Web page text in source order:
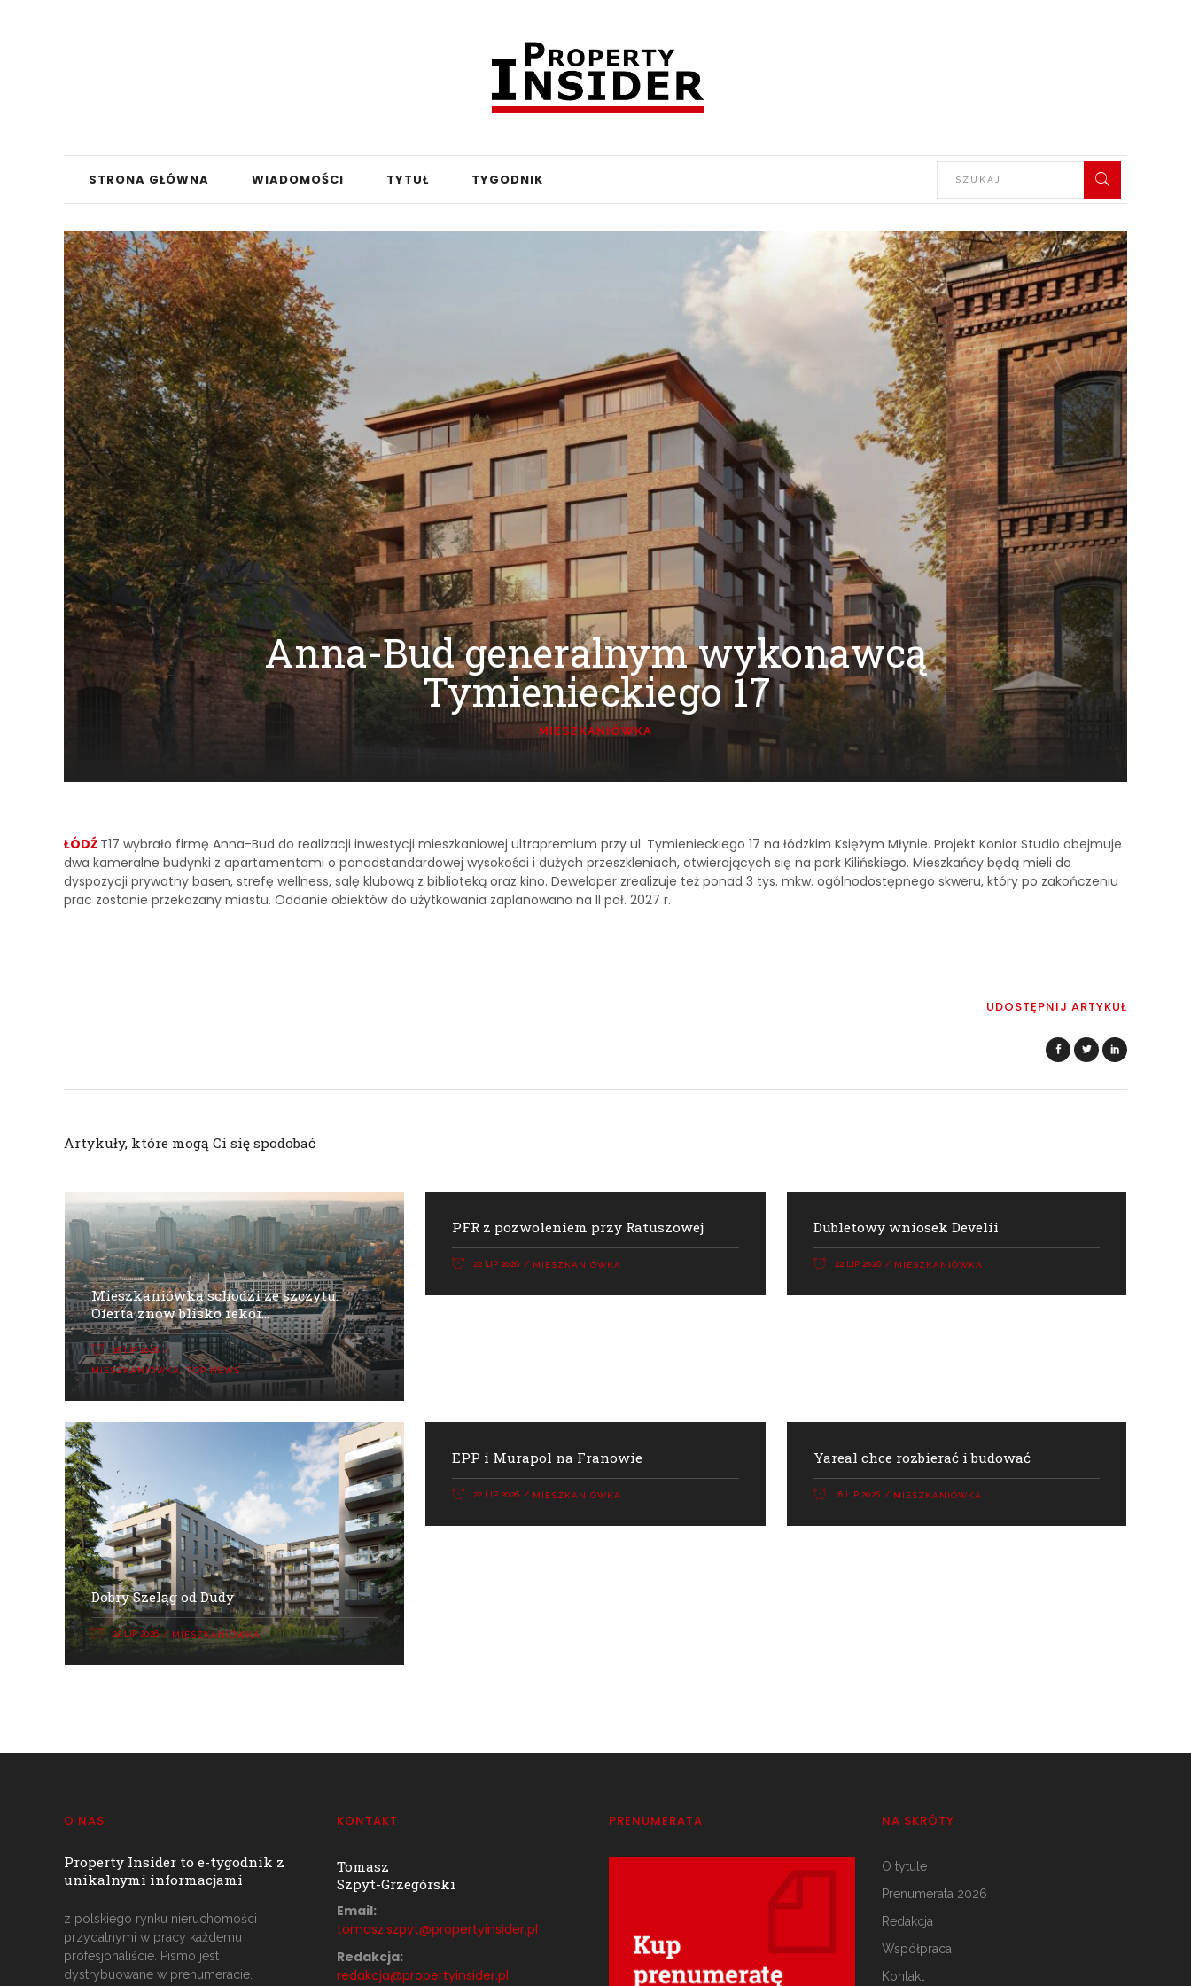
STRONA GŁÓWNA WIADOMOŚCI TYTUŁ TYGODNIK
Anna-Bud generalnym wykonawcą
Tymienieckiego 17
MIESZKANIÓWKA
ŁÓDŹ T17 wybrało firmę Anna-Bud do realizacji inwestycji mieszkaniowej ultrapremium przy ul. Tymienieckiego 17 na łódzkim Księżym Młynie. Projekt Konior Studio obejmuje
dwa kameralne budynki z apartamentami o ponadstandardowej wysokości i dużych przeszkleniach, otwierających się na park Kilińskiego. Mieszkańcy będą mieli do
dyspozycji prywatny basen, strefę wellness, salę klubową z biblioteką oraz kino. Deweloper zrealizuje też ponad 3 tys. mkw. ogólnodostępnego skweru, który po zakończeniu
prac zostanie przekazany miastu. Oddanie obiektów do użytkowania zaplanowano na II poł. 2027 r.
UDOSTĘPNIJ ARTYKUŁ
Artykuły, które mogą Ci się spodobać
Mieszkaniówka schodzi ze szczytu.
Oferta znów blisko rekor...
28 LIP 2026
MIESZKANIÓWKA,TOP NEWS
PFR z pozwoleniem przy Ratuszowej
22 LIP 2026 MIESZKANIÓWKA
Dubletowy wniosek Develii
22 LIP 2026 MIESZKANIÓWKA
Dobry Szeląg od Dudy
22 LIP 2026 MIESZKANIÓWKA
EPP i Murapol na Franowie
22 LIP 2026 MIESZKANIÓWKA
Yareal chce rozbierać i budować
16 LIP 2026 MIESZKANIÓWKA
O NAS
Property Insider to e-tygodnik z
unikalnymi informacjami
z polskiego rynku nieruchomości
przydatnymi w pracy każdemu
profesjonaliście. Pismo jest
dystrybuowane w prenumeracie.
KONTAKT
Tomasz
Szpyt-Grzegórski
Email:
tomasz.szpyt@propertyinsider.pl
Redakcja:
redakcja@propertyinsider.pl
PRENUMERATA NA SKRÓTY
O tytule
Prenumerata 2026
Redakcja
Współpraca
Kontakt